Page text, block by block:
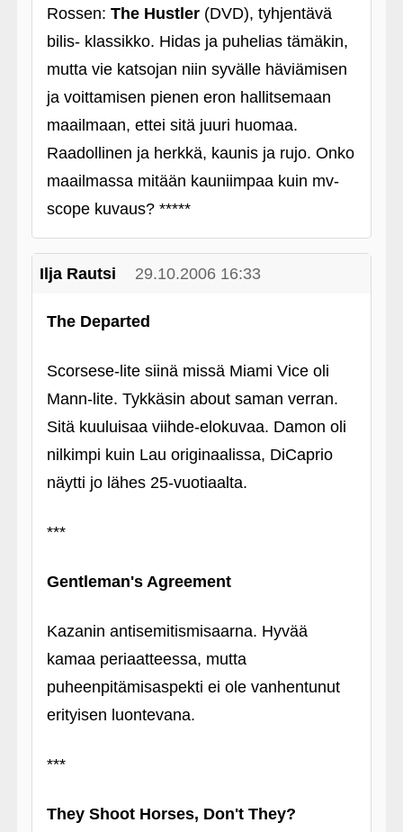
Rossen: The Hustler(DVD), tyhjentävä
bilis- klassikko. Hidas ja puhelias tämäkin,
mutta vie katsojan niin syvälle häviämisen
ja voittamisen pienen eron hallitsemaan
maailmaan, ettei sitä juuri huomaa.
Raadollinen ja herkkä, kaunis ja rujo. Onko
maailmassa mitään kauniimpaa kuin mv-
scope kuvaus? *****
Ilja Rautsi 29.10.2006 16:33
The Departed
Scorsese-lite siinä missä Miami Vice oli
Mann-lite. Tykkäsin about saman verran.
Sitä kuuluisaa viihde-elokuvaa. Damon oli
nilkimpi kuin Lau originaalissa, DiCaprio
näytti jo lähes 25-vuotiaalta.
***
Gentleman's Agreement
Kazanin antisemitismisaarna. Hyvää
kamaa periaatteessa, mutta
puheenpitämisaspekti ei ole vanhentunut
erityisen luontevana.
***
They Shoot Horses, Don't They?